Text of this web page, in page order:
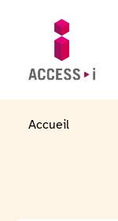
Zum Inhalt
Accueil